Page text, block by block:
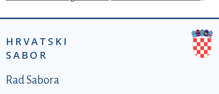
HRVATSKI
SABOR
Podnožje prvi izbornik
Rad Sabora